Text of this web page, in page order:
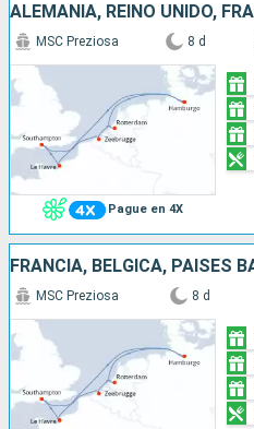
Pague en 4X
MSC Preziosa 8 d
MSC Preziosa 8 d